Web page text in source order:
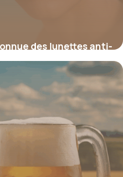
des lunettes anti-
secrète pour
et votre
écrans